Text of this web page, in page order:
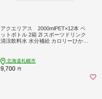
アクエリアス 2000mlPET×12本 ペ
ットボトル 2箱 2l スポーツドリンク
清涼飲料水 水分補給 カロリーひかえ
工場製造 熱中症対策 北海道 札幌市
北海道札幌市
9,700 円